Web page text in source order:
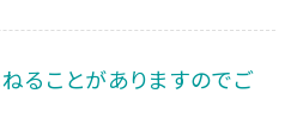
ることがありますのでご